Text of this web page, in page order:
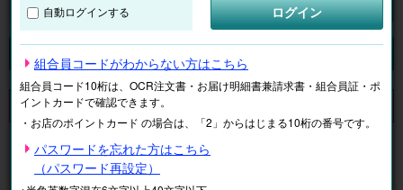
検索
申し訳ございません。 現在、該当商品は、お取扱いしておりません。
マイページ 注文履歴
自動ログインする ログイン
組合員コードがわからない方はこちら
組合員コード10桁は、OCR注文書・お届け明細書兼請求書・組合員証・ポ
イントカードで確認できます。
・お店のポイントカード の場合は、「2」からはじまる10桁の番号です。
パスワードを忘れた方はこちら
（パスワード再設定）